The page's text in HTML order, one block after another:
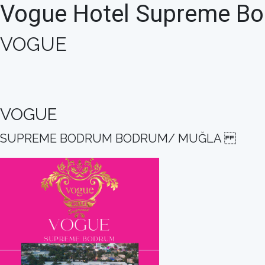
Vogue Hotel Supreme
VOGUE
VOGUE
SUPREME BODRUM BODRUM/ MUĞLA